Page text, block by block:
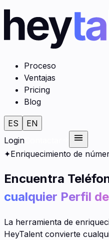
Proceso
Ventajas
Pricing
Blog
ES
EN
Login
✦Enriquecimiento de
Encuentra
cualquier Perfil
La herramienta de
HeyTalent convierte